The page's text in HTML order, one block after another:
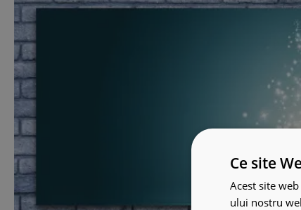
Ce site
Acest site
ului nostru